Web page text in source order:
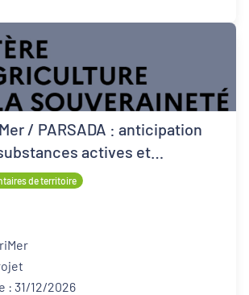
/ PARSADA : anticipation
actives et
pour les cultures
de territoire
: 31/12/2026